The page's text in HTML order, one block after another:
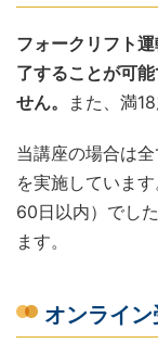
フォークリフト
了することが可
せん。
また、満
当講座の場合は
を実施していま
60日以内）でし
ます。
オンライ